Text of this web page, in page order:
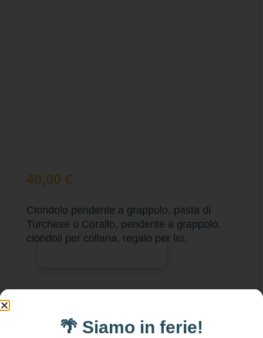
40,00 €
Ciondolo pendente a grappolo, pasta di
Turchese o Corallo, pendente a grappolo,
ciondoli per collana, regalo per lei.
🌴 Siamo in ferie!